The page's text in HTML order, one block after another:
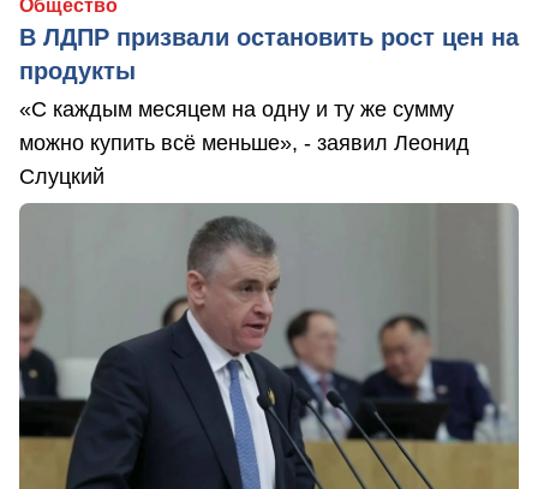
Общество
В ЛДПР призвали остановить рост цен на
продукты
«С каждым месяцем на одну и ту же сумму
можно купить всё меньше», - заявил Леонид
Слуцкий